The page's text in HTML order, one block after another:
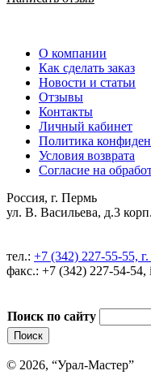
О компании
Как сделать заказ
Новости и статьи
Отзывы
Контакты
Личный кабинет
Политика
Условия возврата
Согласие на
Россия, г. Пермь
ул. В. Васильева, д.3
тел.: +7 (342) 227-55-55,
факс.: +7 (342) 227-54-54,
Поиск по сайту
© 2026, “Урал-Мастер”